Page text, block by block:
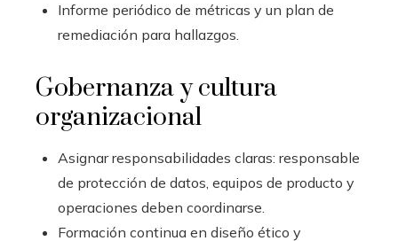
Informe periódico de métricas y un plan de
remediación para hallazgos.
Gobernanza y cultura
organizacional
Asignar responsabilidades claras: responsable
de protección de datos, equipos de producto y
operaciones deben coordinarse.
Formación continua en diseño ético y